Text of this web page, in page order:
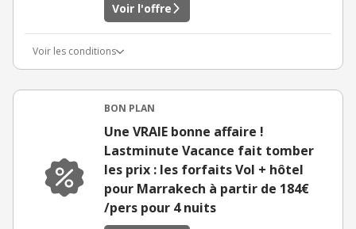
Voir l'offre
Voir les conditions
BON PLAN
Une VRAIE bonne affaire !
Lastminute Vacance fait tomber
les prix : les forfaits Vol + hôtel
pour Marrakech à partir de 184€
/pers pour 4 nuits